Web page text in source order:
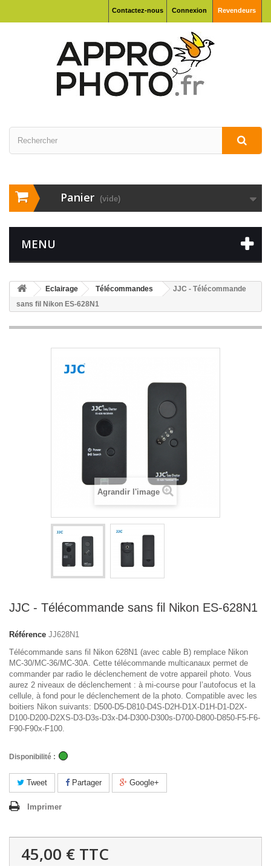
Connexion Revendeurs
Contactez-nous
Panier (vide)
MENU
Eclairage Télécommandes
JJC - Télécommande
sans fil Nikon ES-628N1
Agrandir l'image
JJC - Télécommande sans fil Nikon ES-628N1
Référence JJ628N1
Télécommande sans fil Nikon 628N1 (avec cable B) remplace Nikon
MC-30/MC-36/MC-30A. Cette télécommande multicanaux permet de
commander par radio le déclenchement de votre appareil photo. Vous
aurez 2 niveaux de déclenchement : à mi-course pour l’autofocus et la
cellule, à fond pour le déclenchement de la photo. Compatible avec les
boitiers Nikon suivants: D500-D5-D810-D4S-D2H-D1X-D1H-D1-D2X-
D100-D200-D2XS-D3-D3s-D3x-D4-D300-D300s-D700-D800-D850-F5-F6-
F90-F90x-F100.
Disponibilité :
Tweet Partager Google+
Imprimer
45,00 € TTC